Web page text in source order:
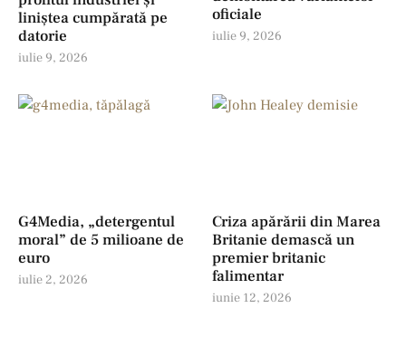
liniștea cumpărată pe
datorie
iulie 9, 2026
oficiale
iulie 9, 2026
G4Media, „detergentul
moral” de 5 milioane de
euro
iulie 2, 2026
Criza apărării din Marea
Britanie demască un
premier britanic
falimentar
iunie 12, 2026